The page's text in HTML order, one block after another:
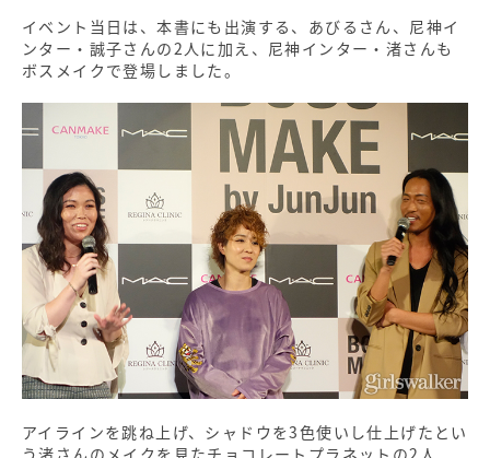
イベント当日は、本書にも出演する、あびるさん、尼神イ
ンター・誠子さんの2人に加え、尼神インター・渚さんも
ボスメイクで登場しました。
アイラインを跳ね上げ、シャドウを3色使いし仕上げたとい